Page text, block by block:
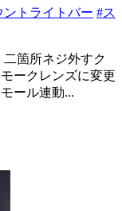
ントライトバー #ス
箇所ネジ外すク
ークレンズに変更
ール連動...